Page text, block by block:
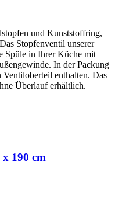
und Kunststoffring,
Stopfenventil unserer
Spüle in Ihrer Küche mit
In der Packung
enthalten. Das
Überlauf erhältlich.
x 190 cm